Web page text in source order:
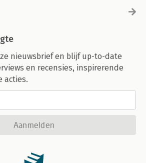
nieuwsbrief en blijf up-to-date
en recensies, inspirerende
acties.
Aanmelden